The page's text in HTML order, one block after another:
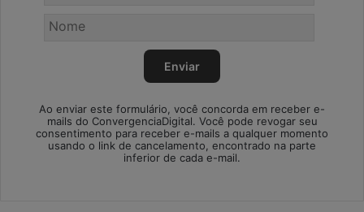
Ao enviar este formulário, você concorda em receber e-
mails do ConvergenciaDigital. Você pode revogar seu
consentimento para receber e-mails a qualquer momento
usando o link de cancelamento, encontrado na parte
inferior de cada e-mail.